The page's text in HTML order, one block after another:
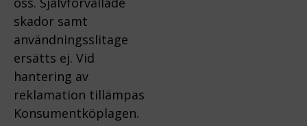
skador samt
användningsslitage
ersätts ej. Vid
hantering av
reklamation tillämpas
Konsumentköplagen.